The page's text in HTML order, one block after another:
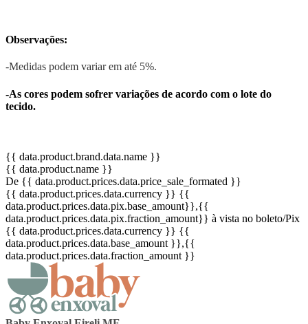
Observações:
-Medidas podem variar em até 5%.
-As cores podem sofrer variações de acordo com o lote do
tecido.
{{ data.product.brand.data.name }}
{{ data.product.name }}
De {{ data.product.prices.data.price_sale_formated }}
{{ data.product.prices.data.currency }} {{
data.product.prices.data.pix.base_amount}},{{
data.product.prices.data.pix.fraction_amount}} à vista no boleto/Pix
{{ data.product.prices.data.currency }} {{
data.product.prices.data.base_amount }},{{
data.product.prices.data.fraction_amount }}